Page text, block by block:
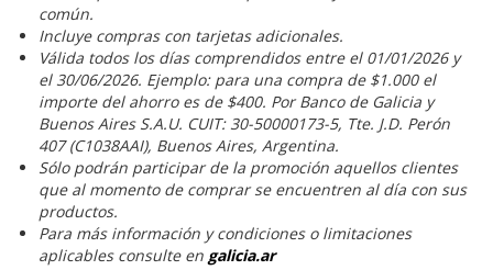
común.
Incluye compras con tarjetas adicionales.
Válida todos los días comprendidos entre el 01/01/2026 y
el 30/06/2026. Ejemplo: para una compra de $1.000 el
importe del ahorro es de $400. Por Banco de Galicia y
Buenos Aires S.A.U. CUIT: 30-50000173-5, Tte. J.D. Perón
407 (C1038AAI), Buenos Aires, Argentina.
Sólo podrán participar de la promoción aquellos clientes
que al momento de comprar se encuentren al día con sus
productos.
Para más información y condiciones o limitaciones
aplicables consulte en galicia.ar